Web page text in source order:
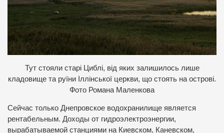
Тут стояли старі Циблі, від яких залишилось лише
кладовище та руїни Іллінської церкви, що стоять на острові.
Фото Романа Маленкова
Сейчас только Днепровское водохранилище является
рентабельным. Доходы от гидроэлектроэнергии,
вырабатываемой станциями на Киевском, Каневском,